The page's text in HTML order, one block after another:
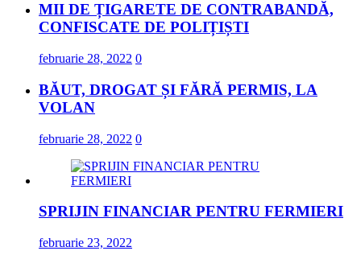
MII DE ȚIGARETE DE CONTRABANDĂ,
CONFISCATE DE POLIȚIȘTI
februarie 28, 2022 0
BĂUT, DROGAT ȘI FĂRĂ PERMIS, LA
VOLAN
februarie 28, 2022 0
SPRIJIN FINANCIAR PENTRU FERMIERI
februarie 23, 2022